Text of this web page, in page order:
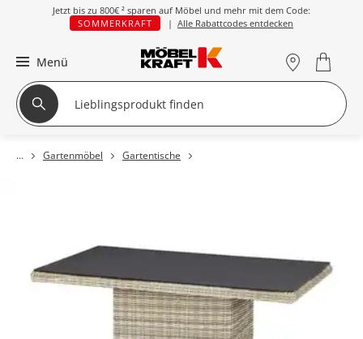
Jetzt bis zu 800€ ² sparen auf Möbel und mehr mit dem Code:
SOMMERKRAFT
| Alle Rabattcodes entdecken
Menü
Gartenmöbel Gartentische